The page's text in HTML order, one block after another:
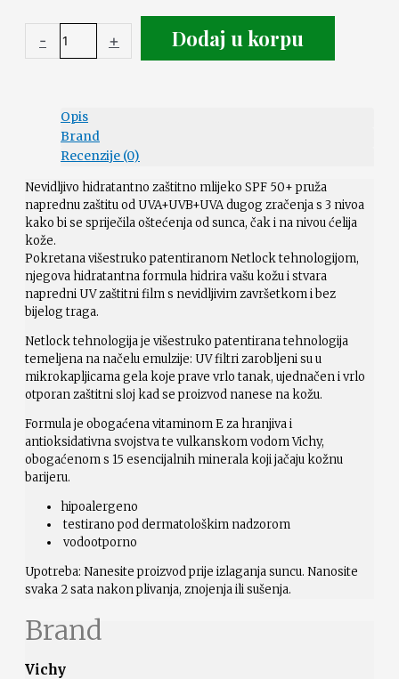
- + Dodaj u korpu
Opis
Brand
Recenzije (0)
Nevidljivo hidratantno zaštitno mlijeko SPF 50+ pruža
naprednu zaštitu od UVA+UVB+UVA dugog zračenja s 3 nivoa
kako bi se spriječila oštećenja od sunca, čak i na nivou ćelija
kože.
Pokretana višestruko patentiranom Netlock tehnologijom,
njegova hidratantna formula hidrira vašu kožu i stvara
napredni UV zaštitni film s nevidljivim završetkom i bez
bijelog traga.
Netlock tehnologija je višestruko patentirana tehnologija
temeljena na načelu emulzije: UV filtri zarobljeni su u
mikrokapljicama gela koje prave vrlo tanak, ujednačen i vrlo
otporan zaštitni sloj kad se proizvod nanese na kožu.
Formula je obogaćena vitaminom E za hranjiva i
antioksidativna svojstva te vulkanskom vodom Vichy,
obogaćenom s 15 esencijalnih minerala koji jačaju kožnu
barijeru.
hipoalergeno
testirano pod dermatološkim nadzorom
vodootporno
Upotreba: Nanesite proizvod prije izlaganja suncu. Nanosite
svaka 2 sata nakon plivanja, znojenja ili sušenja.
Brand
Vichy